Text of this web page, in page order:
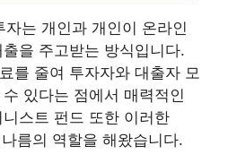
는 개인과 개인이 온라인
을 주고받는 방식입니다.
를 줄여 투자자와 대출자 모
있다는 점에서 매력적인
스트 펀드 또한 이러한
름의 역할을 해왔습니다.